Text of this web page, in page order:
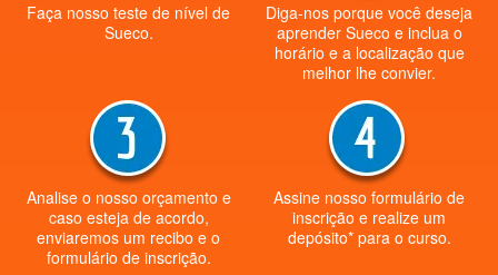
Faça nosso teste de nível de
Sueco.
Diga-nos porque você deseja
aprender Sueco e inclua o
horário e a localização que
melhor lhe convier.
Analise o nosso orçamento e
caso esteja de acordo,
enviaremos um recibo e o
formulário de inscrição.
Assine nosso formulário de
inscrição e realize um
depósito* para o curso.